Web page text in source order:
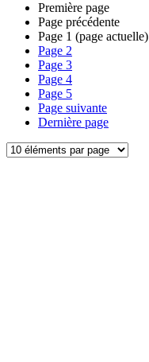
Première page
Page précédente
Page 1 (page actuelle)
Page 2
Page 3
Page 4
Page 5
Page suivante
Dernière page